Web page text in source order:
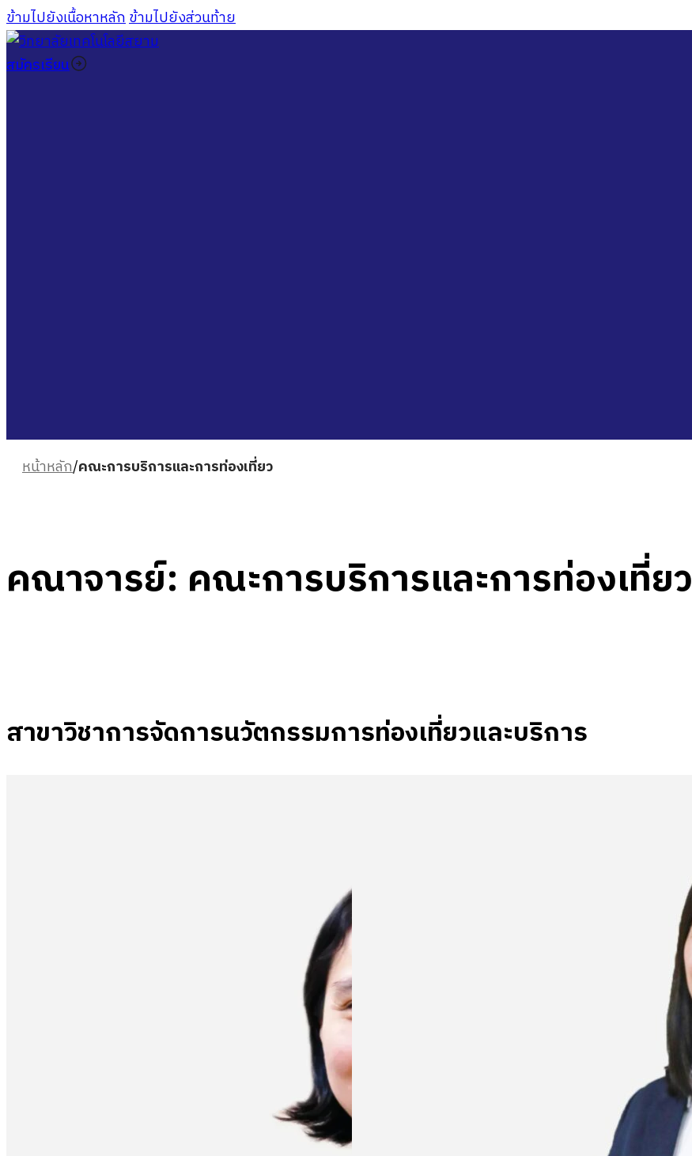
ข้ามไปยังเนื้อหาหลักข้ามไปยังส่วนท้าย
สมัครเรียน
หน้าหลัก/คณะการบริการและการท่องเที่ยว
คณาจารย์: คณะการบริการและการท่องเที่ยว
สาขาวิชาการจัดการนวัตกรรมการท่องเที่ยวและบริการ